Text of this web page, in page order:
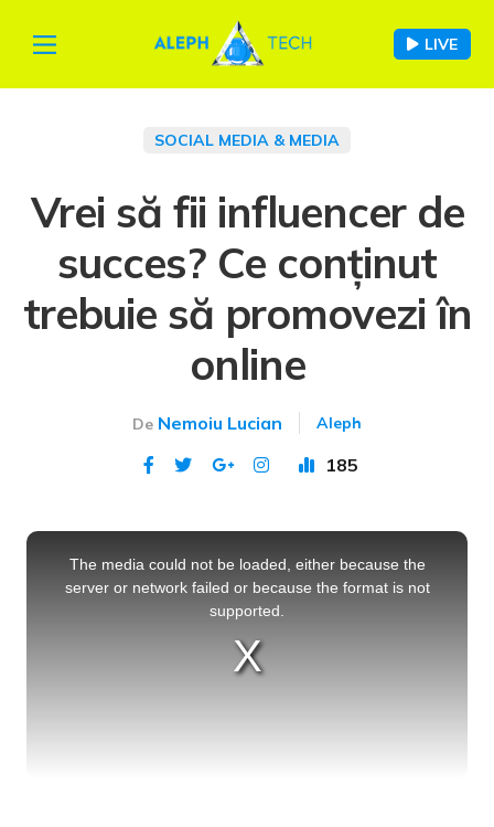
LIVE
SOCIAL MEDIA & MEDIA
Vrei să fii influencer de
succes? Ce conținut
trebuie să promovezi în
online
De Nemoiu Lucian Aleph
185
This
The media could not be loaded, either because the
server or network failed or because the format is not
supported.